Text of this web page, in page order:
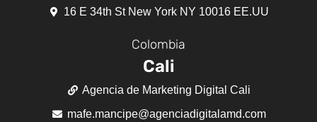
16 E 34th St New York NY 10016 EE.UU
Colombia
Cali
Agencia de Marketing Digital Cali
mafe.mancipe@agenciadigitalamd.com